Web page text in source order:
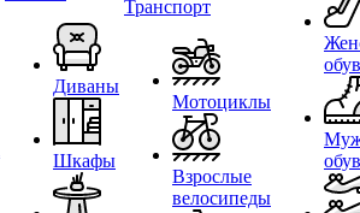
Диваны
Шкафы
Транспорт
Мотоциклы
Взрослые
велосипеды